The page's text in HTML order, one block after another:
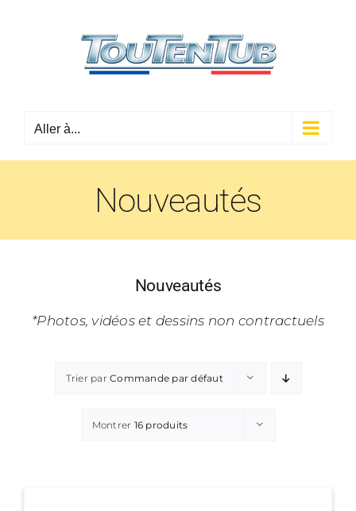
Aller à...
Nouveautés
Nouveautés
*Photos, vidéos et dessins non contractuels
Trier parCommande par défaut
Montrer 16 produits